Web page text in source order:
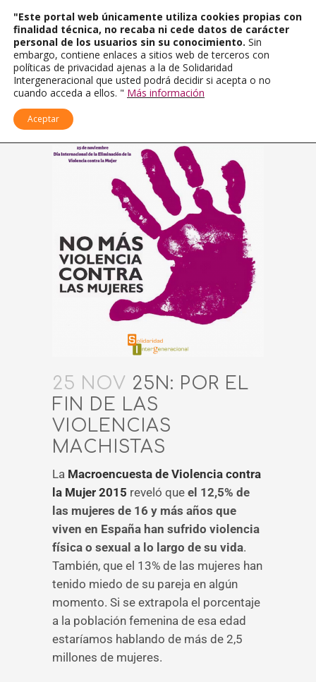
25 NOV 25N: POR EL
FIN DE LAS
VIOLENCIAS
MACHISTAS
La Macroencuesta de Violencia contra
la Mujer 2015 reveló que el 12,5% de
las mujeres de 16 y más años que
viven en España han sufrido violencia
física o sexual a lo largo de su vida.
También, que el 13% de las mujeres han
tenido miedo de su pareja en algún
momento. Si se extrapola el porcentaje
a la población femenina de esa edad
estaríamos hablando de más de 2,5
millones de mujeres.
"Este portal web únicamente utiliza cookies propias con
finalidad técnica, no recaba ni cede datos de carácter
personal de los usuarios sin su conocimiento. Sin
embargo, contiene enlaces a sitios web de terceros con
políticas de privacidad ajenas a la de Solidaridad
Intergeneracional que usted podrá decidir si acepta o no
cuando acceda a ellos. " Más información
Aceptar